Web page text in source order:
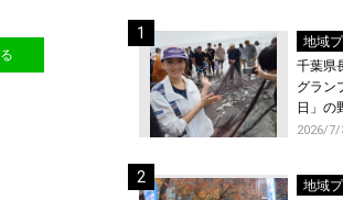
地域
千葉県
グラン
日」の
唯一の
2026/7/
地域